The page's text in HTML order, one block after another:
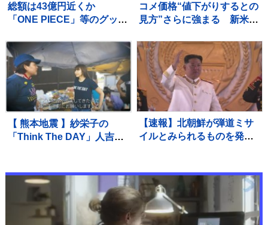
総額は43億円近くか
「ONE PIECE」等のグッズ
繰り返した偽計業務妨害の
疑いで女（32）逮捕「日々
の生活でストレスたま
り」 警視庁
コメ価格“値下がりするとの
見方”さらに強まる 新米価
小売価格が値下がりしてい
くのかが焦点
【 熊本地震 】紗栄子の
「Think The DAY」人吉
県から給水車も派遣
【速報】北朝鮮が弾道ミサ
イルとみられるものを発